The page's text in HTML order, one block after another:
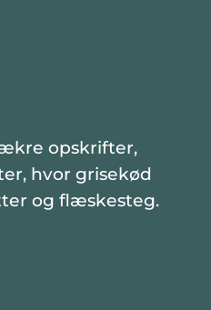
opskrifter,
hvor grisekød
og flæskesteg.